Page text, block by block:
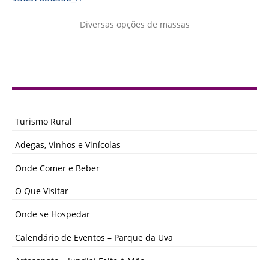
Diversas opções de massas
Turismo Rural
Adegas, Vinhos e Vinícolas
Onde Comer e Beber
O Que Visitar
Onde se Hospedar
Calendário de Eventos – Parque da Uva